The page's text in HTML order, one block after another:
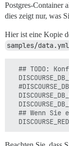
Postgres-Container
dies zeigt nur, was
Hier ist eine Kopie
samples/data.yml
## TODO:
## Wenn Sie